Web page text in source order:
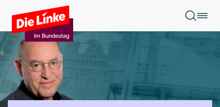
Zum Hauptinhalt springen